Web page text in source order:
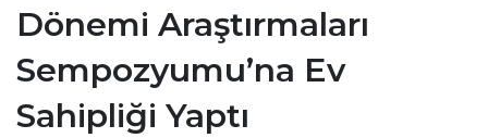
Dönemi Araştırmaları
Sempozyumu’na Ev
Sahipliği Yaptı